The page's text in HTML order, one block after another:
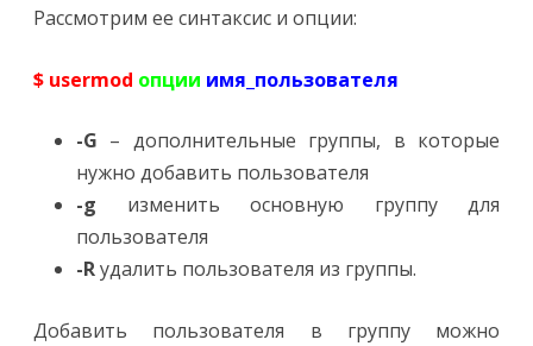
Рассмотрим ее синтаксис и опции:
$ usermod опции имя_пользователя
-G – дополнительные группы, в которые
нужно добавить пользователя
-g изменить основную группу для
пользователя
-Rудалить пользователя из группы.
Добавить пользователя в группу можно